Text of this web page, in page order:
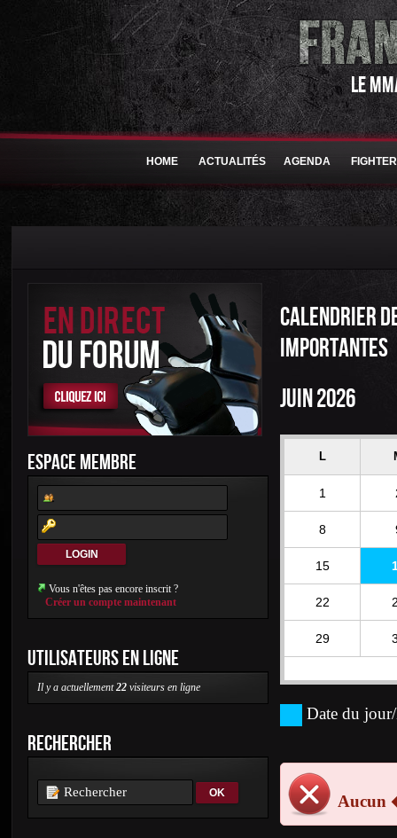
LE
HOME ACTUALITÉS AGENDA
ESPACE MEMBRE
Vous n'êtes pas encore inscrit ?
Créer un compte maintenant
UTILISATEURS EN LIGNE
Il y a actuellement22 visiteurs en ligne
RECHERCHER
CALENDRIER
IMPORTANTES
JUIN 2026
L
1
8
15
22
29
Date du
Aucun